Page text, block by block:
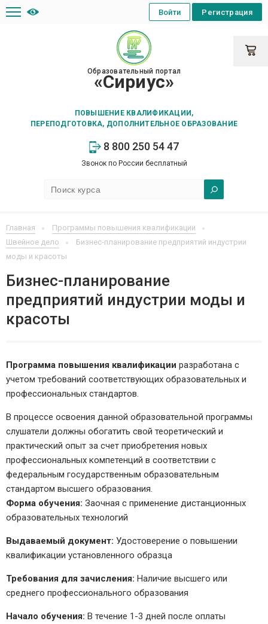
Образовательный портал
«Сириус»
ПОВЫШЕНИЕ КВАЛИФИКАЦИИ,
ПЕРЕПОДГОТОВКА, ДОПОЛНИТЕЛЬНОЕ ОБРАЗОВАНИЕ
8 800 250 54 47
Звонок по России бесплатный
Регистрация
Войти
Главная
Программы повышения квалификации
Швейное дело
Бизнес-планирование предприятий индустрии
моды и красоты
Бизнес-планирование
предприятий индустрии моды и
красоты
Программа повышения квалификации разработана с
учетом требований соответствующих образовательных и
профессиональных стандартов.
В процессе освоения данной образовательной программы
слушатели должны обогатить свой теоретический и
практический опыт за счет приобретения новых
профессиональных компетенций в соответствии с
федеральным государственным образовательным
стандартом высшего образования.
Форма обучения: Заочная с применение дистанционных
образовательных технологий
Выдаваемый документ: Удостоверение о повышении
квалификации установленного образца
Требования для зачисления: Наличие высшего или
среднего профессионального образования
Начало обучения: В течение 1-3 дней после оплаты